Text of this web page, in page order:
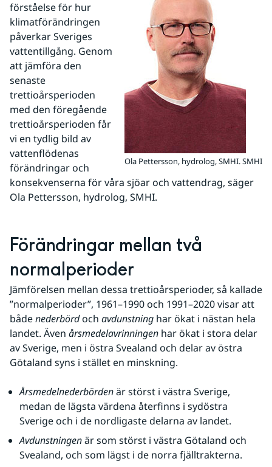
Ola Pettersson, hydrolog, SMHI.SMHI
förståelse för hur
klimatförändringen
påverkar Sveriges
vattentillgång. Genom
att jämföra den
senaste
trettioårsperioden
med den föregående
trettioårsperioden får
vi en tydlig bild av
vattenflödenas
förändringar och
konsekvenserna för våra sjöar och vattendrag, säger
Ola Pettersson, hydrolog, SMHI.
Förändringar mellan två
normalperioder
Jämförelsen mellan dessa trettioårsperioder, så kallade
”normalperioder”, 1961–1990 och 1991–2020 visar att
både nederbörd och avdunstning har ökat i nästan hela
landet. Även årsmedelavrinningen har ökat i stora delar
av Sverige, men i östra Svealand och delar av östra
Götaland syns i stället en minskning.
Årsmedelnederbörden är störst i västra Sverige,
medan de lägsta värdena återfinns i sydöstra
Sverige och i de nordligaste delarna av landet.
Avdunstningen är som störst i västra Götaland och
Svealand, och som lägst i de norra fjälltrakterna.